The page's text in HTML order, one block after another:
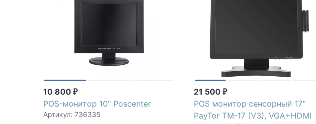
10 800 ₽
POS-монитор 10" Poscenter
Артикул: 736335
21 500₽
POS монитор сенсорный 17"
PayTor TM-17 (V3), VGA+HDMI